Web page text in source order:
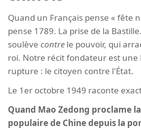
Quand un Français pense « fête
pense 1789. La prise de la
soulève contre le pouvoir, qui
roi. Notre récit fondateur est une
rupture : le citoyen contre l'État.
Le 1er octobre 1949 raconte
Quand Mao Zedong proclame
populaire de Chine depuis la